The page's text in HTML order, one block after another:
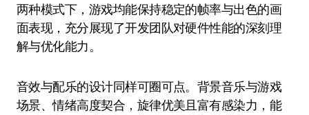
两种模式下，游戏均能保持稳定的帧率与出色的画
面表现，充分展现了开发团队对硬件性能的深刻理
解与优化能力。
音效与配乐的设计同样可圈可点。背景音乐与游戏
场景、情绪高度契合，旋律优美且富有感染力，能